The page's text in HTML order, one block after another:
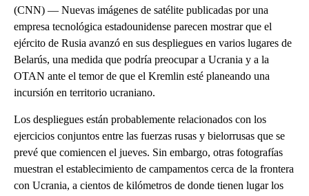
(CNN) — Nuevas imágenes de satélite publicadas por una
empresa tecnológica estadounidense parecen mostrar que el
ejército de Rusia avanzó en sus despliegues en varios lugares de
Belarús, una medida que podría preocupar a Ucrania y a la
OTAN ante el temor de que el Kremlin esté planeando una
incursión en territorio ucraniano.
Los despliegues están probablemente relacionados con los
ejercicios conjuntos entre las fuerzas rusas y bielorrusas que se
prevé que comiencen el jueves. Sin embargo, otras fotografías
muestran el establecimiento de campamentos cerca de la frontera
con Ucrania, a cientos de kilómetros de donde tienen lugar los